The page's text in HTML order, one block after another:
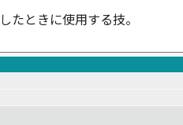
たときに使用する技。